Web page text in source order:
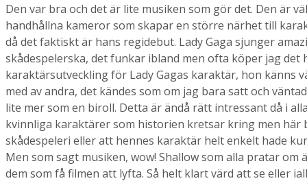
Den var bra och det är lite musiken som gör det. Den är
handhållna kameror som skapar en större närhet till
då det faktiskt är hans regidebut. Lady Gaga sjunger
skådespelerska, det funkar ibland men ofta köper jag
karaktärsutveckling för Lady Gagas karaktär, hon känns
med av andra, det kändes som om jag bara satt och
lite mer som en biroll. Detta är ändå rätt intressant då i
kvinnliga karaktärer som historien kretsar kring men här
skådespeleri eller att hennes karaktär helt enkelt hade
Men som sagt musiken, wow! Shallow som alla pratar
dem som få filmen att lyfta. Så helt klart värd att se eller